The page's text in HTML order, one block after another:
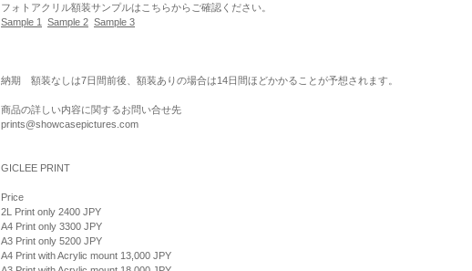
フォトアクリル額装サンプルはこちらからご確認ください。
Sample 1
Sample 2 Sample 3
納期 額装なしは7日間前後、額装ありの場合は14日間ほどかかることが予想されます。
商品の詳しい内容に関するお問い合せ先
prints@showcasepictures.com
GICLEE PRINT
Price
2L Print only 2400 JPY
A4 Print only 3300 JPY
A3 Print only 5200 JPY
A4 Print with Acrylic mount 13,000 JPY